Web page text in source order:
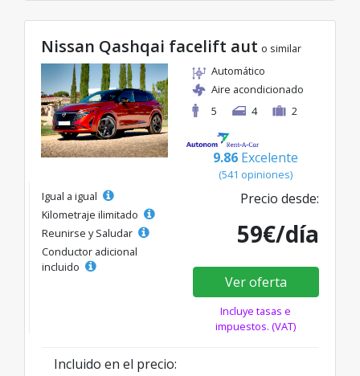
Nissan Qashqai facelift aut o similar
Automático
Aire acondicionado
5
4 2
9.86 Excelente
(541 opiniones)
Igual a igual
Kilometraje ilimitado
Reunirse y Saludar
Conductor adicional
incluido
Precio desde:
59€/día
Ver oferta
Incluye tasas e
impuestos. (VAT)
Incluido en el precio: